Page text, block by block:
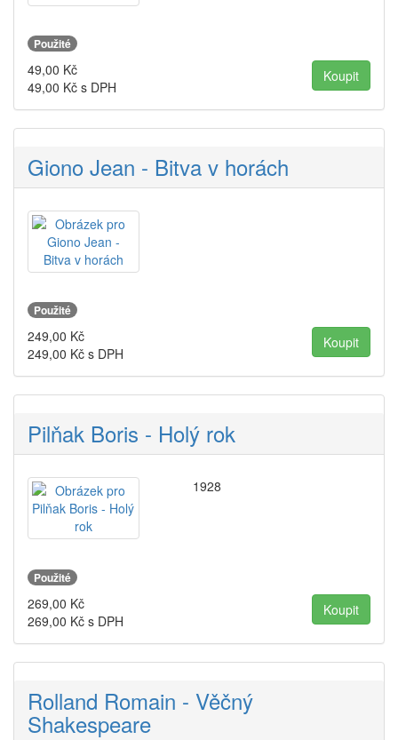
Použité
49,00 Kč
49,00 Kč s DPH
Giono Jean - Bitva v horách
Použité
249,00 Kč
249,00 Kč s DPH
Pilňak Boris - Holý rok
1928
Použité
269,00 Kč
269,00 Kč s DPH
Rolland Romain - Věčný
Shakespeare